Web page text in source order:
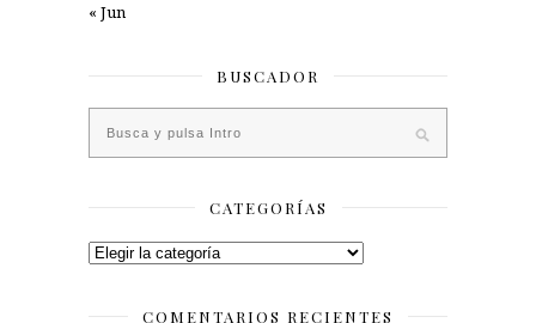
« Jun
BUSCADOR
CATEGORÍAS
Categorías
COMENTARIOS RECIENTES